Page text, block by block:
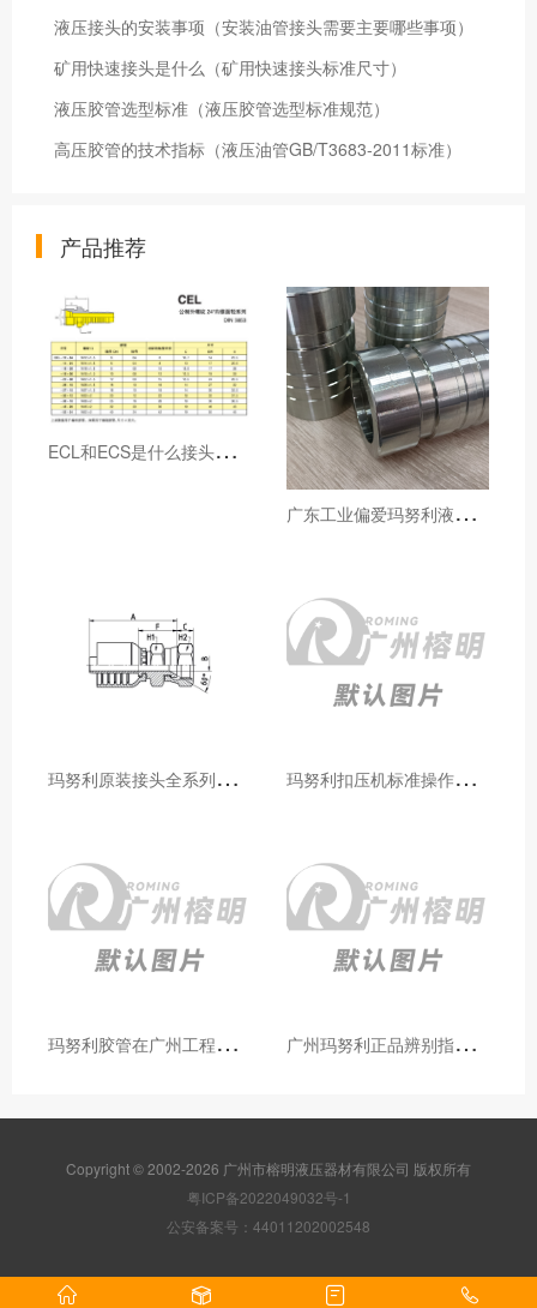
液压接头的安装事项（安装油管接头需要主要哪些事项）
矿用快速接头是什么（矿用快速接头标准尺寸）
液压胶管选型标准（液压胶管选型标准规范）
高压胶管的技术指标（液压油管GB/T3683-2011标准）
产品推荐
E
CL和ECS是什么接头，用于什么胶管或管件
广
东工业偏爱玛努利液压产品的五大原因（代理深度分析）
玛
努利原装接头全系列型号解析：广州客户选型必备指南 玛
努利扣压机标准操作流程：广州代理手把手教学（新手也能学会）
玛
努利胶管在广州工程机械领域的应用案例与效果分析 广
州玛努利正品辨别指南：如何区分原装 Manuli 胶管 / 接头 / 扣压机（代理专业版）
Copyright © 2002-2026 广州市榕明液压器材有限公司 版权所有
粤ICP备2022049032号-1
公安备案号：44011202002548